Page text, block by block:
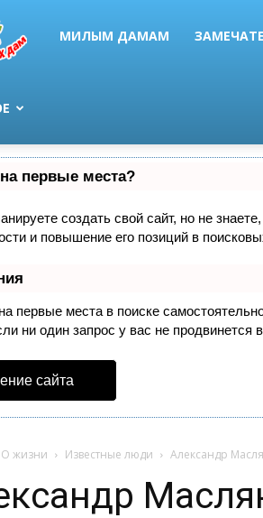
МИЛЫМ ДАМАМ
первые места?
создать свой сайт, но не
и повышение его позиций в
первые места в поиске
ни один запрос у вас не продвинется
сайта
О жизни Известные люди Александр